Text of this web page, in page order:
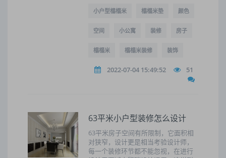
小户型榻榻米 榻榻米垫 颜色
空间 小公寓 装修 房子
榻榻米 榻榻米装修 装饰
2022-07-04 15:49:52 51
63平米小户型装修怎么设计
63平米房子空间有所限制，它面积相
对狭窄，设计更是相当考验设计师，
每一个装修环节都不能忽视，在进行